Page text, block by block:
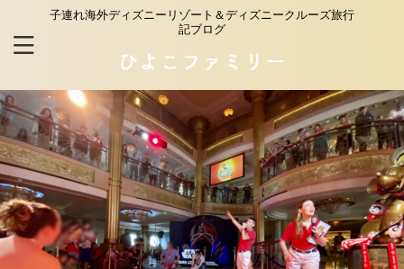
子連れ海外ディズニーリゾート＆ディズニークルーズ旅行
記ブログ